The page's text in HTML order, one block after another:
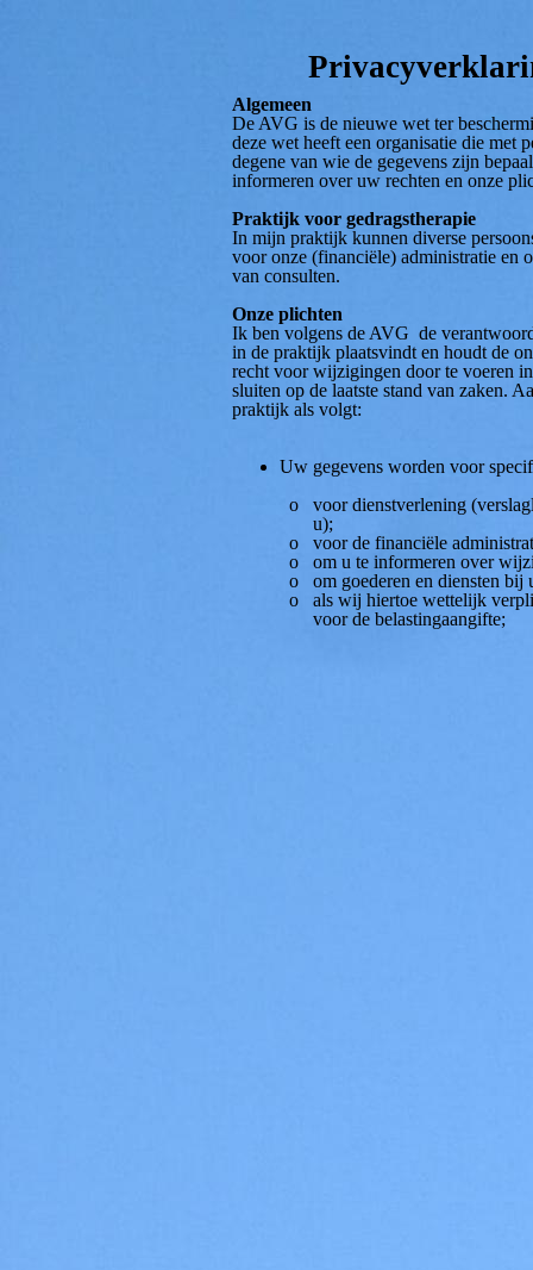
Algemeen
De AVG is de nieuwe wet ter
deze wet heeft een organisatie die met
degene van wie de gegevens zijn
informeren over uw rechten en onze
Praktijk voor gedragstherapie
In mijn praktijk kunnen diverse
voor onze (financiële) administratie en
van consulten.
Onze plichten
Ik ben volgens de AVG de
in de praktijk plaatsvindt en houdt de
recht voor wijzigingen door te voeren
sluiten op de laatste stand van zaken.
praktijk als volgt:
Uw gegevens worden voor
o voor dienstverlening
u);
o voor de financiële
o om u te informeren over
o om goederen en diensten bij u
o als wij hiertoe wettelijk verplicht
voor de belastingaangifte;